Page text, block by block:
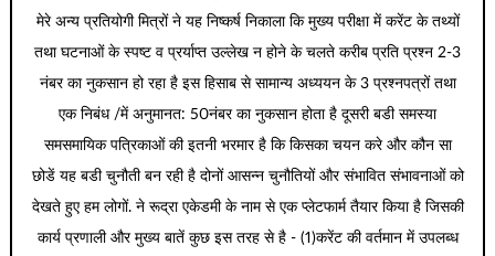
मेरे अन्य प्रतियोगी मित्रों ने यह निष्कर्ष निकाला कि मुख्य परीक्षा में करेंट के तथ्यों
तथा घटनाओं के स्पष्ट व प्रर्याप्त उल्लेख न होने के चलते करीब प्रति प्रश्न 2-3
नंबर का नुकसान हो रहा है इस हिसाब से सामान्य अध्ययन के 3 प्रश्नपत्रों तथा
एक निबंध /में अनुमानत: 50नंबर का नुकसान होता है दूसरी बडी समस्या
समसमायिक पत्रिकाओं की इतनी भरमार है कि किसका चयन करे और कौन सा
छोडें यह बडी चुनौती बन रही है दोनों आसन्न चुनौतियों और संभावित संभावनाओं को
देखते हुए हम लोगों. ने रूद्रा एकेडमी के नाम से एक प्लेटफार्म तैयार किया है जिसकी
कार्य प्रणाली और मुख्य बातें कुछ इस तरह से है - (1)करेंट की वर्तमान में उपलब्ध